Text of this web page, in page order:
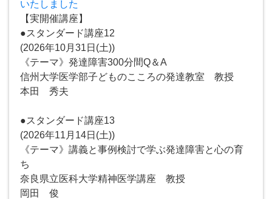
いたしました
【実開催講座】
●スタンダード講座12
(2026年10月31日(土))
《テーマ》発達障害300分間Q＆A
信州大学医学部子どものこころの発達教室 教授
本田 秀夫
●スタンダード講座13
(2026年11月14日(土))
《テーマ》講義と事例検討で学ぶ発達障害と心の育
ち
奈良県立医科大学精神医学講座 教授
岡田 俊